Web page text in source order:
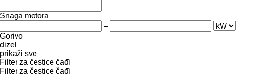
Snaga motora
–
Gorivo
dizel
prikaži sve
Filter za čestice čađi
Filter za čestice čađi